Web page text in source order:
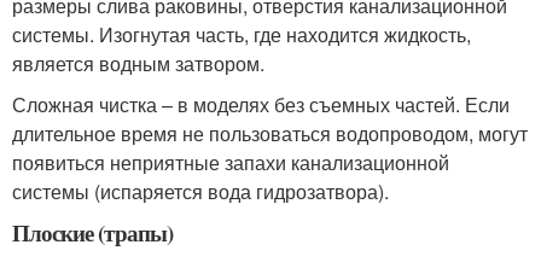
системы. Изогнутая часть, где находится жидкость,
является водным затвором.
Сложная чистка – в моделях без съемных частей. Если
длительное время не пользоваться водопроводом, могут
появиться неприятные запахи канализационной
системы (испаряется вода гидрозатвора).
Плоские (трапы)